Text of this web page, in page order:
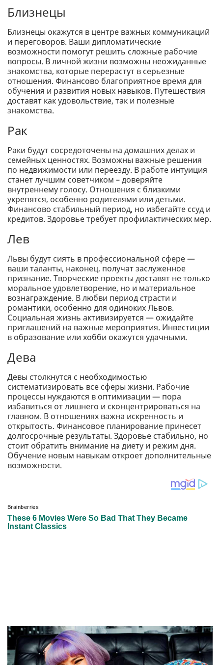
Близнецы
Близнецы окажутся в центре важных коммуникаций
и переговоров. Ваши дипломатические
возможности помогут решить сложные рабочие
вопросы. В личной жизни возможны неожиданные
знакомства, которые перерастут в серьезные
отношения. Финансово благоприятное время для
обучения и развития новых навыков. Путешествия
доставят как удовольствие, так и полезные
знакомства.
Рак
Раки будут сосредоточены на домашних делах и
семейных ценностях. Возможны важные решения
по недвижимости или переезду. В работе интуиция
станет лучшим советчиком – доверяйте
внутреннему голосу. Отношения с близкими
укрепятся, особенно родителями или детьми.
Финансово стабильный период, но избегайте ссуд и
кредитов. Здоровье требует профилактических мер.
Лев
Львы будут сиять в профессиональной сфере —
ваши таланты, наконец, получат заслуженное
признание. Творческие проекты доставят не только
моральное удовлетворение, но и материальное
вознаграждение. В любви период страсти и
романтики, особенно для одиноких Львов.
Социальная жизнь активизируется — ожидайте
приглашений на важные мероприятия. Инвестиции
в образование или хобби окажутся удачными.
Дева
Девы столкнутся с необходимостью
систематизировать все сферы жизни. Рабочие
процессы нуждаются в оптимизации — пора
избавиться от лишнего и сконцентрироваться на
главном. В отношениях важна искренность и
открытость. Финансовое планирование принесет
долгосрочные результаты. Здоровье стабильно, но
стоит обратить внимание на диету и режим дня.
Обучение новым навыкам откроет дополнительные
возможности.